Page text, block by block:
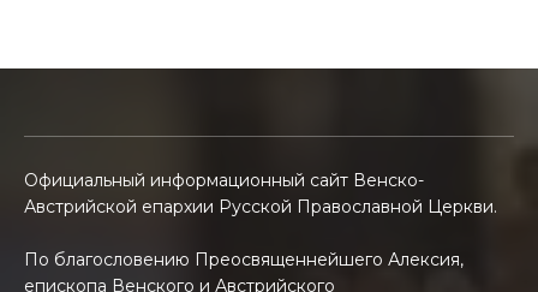
Официальный информационный сайт Венско-
Австрийской епархии Русской Православной Церкви.
По благословению Преосвященнейшего Алексия,
епископа Венского и Австрийского